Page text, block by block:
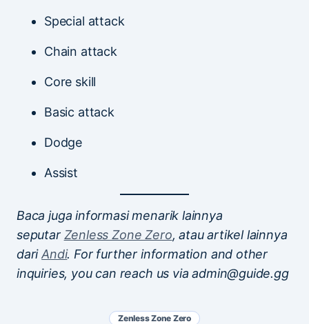
Special attack
Chain attack
Core skill
Basic attack
Dodge
Assist
Baca juga informasi menarik lainnya
seputar Zenless Zone Zero, atau artikel lainnya
dariAndi. For further information and other
inquiries, you can reach us via admin@guide.gg
Zenless Zone Zero